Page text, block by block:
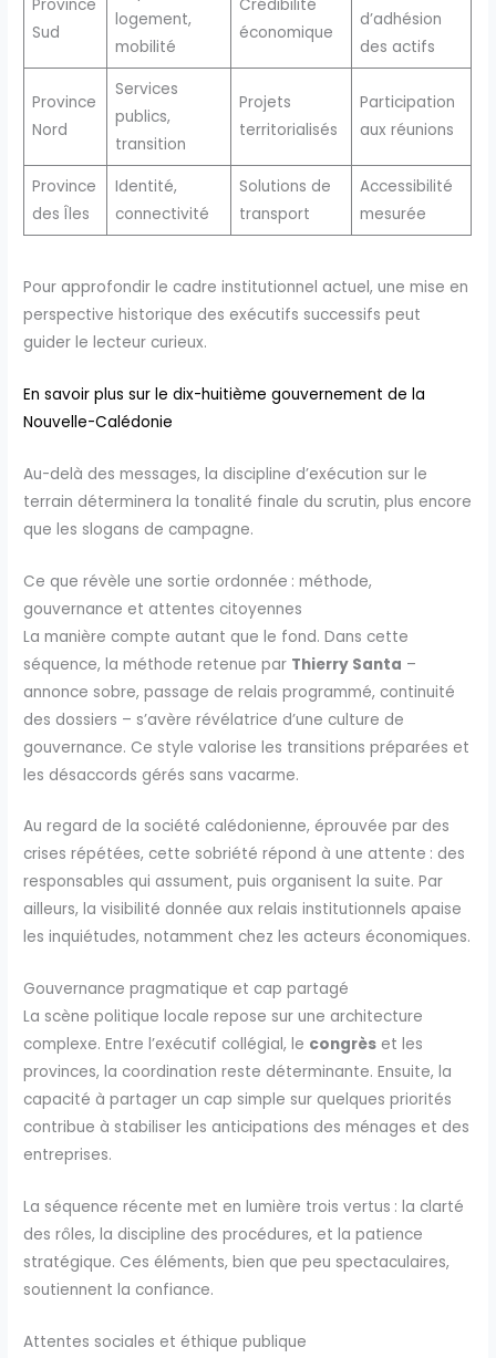
Province
Sud
logement,
mobilité
Crédibilité
économique
d’adhésion
des actifs
Province
Nord
Services
publics,
transition
Projets
territorialisés
Participation
aux réunions
Province
des Îles
Identité,
connectivité
Solutions de
transport
Accessibilité
mesurée
Pour approfondir le cadre institutionnel actuel, une mise en
perspective historique des exécutifs successifs peut
guider le lecteur curieux.
En savoir plus sur le dix-huitième gouvernement de la
Nouvelle-Calédonie
Au-delà des messages, la discipline d’exécution sur le
terrain déterminera la tonalité finale du scrutin, plus encore
que les slogans de campagne.
Ce que révèle une sortie ordonnée : méthode,
gouvernance et attentes citoyennes
La manière compte autant que le fond. Dans cette
séquence, la méthode retenue par Thierry Santa –
annonce sobre, passage de relais programmé, continuité
des dossiers – s’avère révélatrice d’une culture de
gouvernance. Ce style valorise les transitions préparées et
les désaccords gérés sans vacarme.
Au regard de la société calédonienne, éprouvée par des
crises répétées, cette sobriété répond à une attente : des
responsables qui assument, puis organisent la suite. Par
ailleurs, la visibilité donnée aux relais institutionnels apaise
les inquiétudes, notamment chez les acteurs économiques.
Gouvernance pragmatique et cap partagé
La scène politique locale repose sur une architecture
complexe. Entre l’exécutif collégial, le congrès et les
provinces, la coordination reste déterminante. Ensuite, la
capacité à partager un cap simple sur quelques priorités
contribue à stabiliser les anticipations des ménages et des
entreprises.
La séquence récente met en lumière trois vertus : la clarté
des rôles, la discipline des procédures, et la patience
stratégique. Ces éléments, bien que peu spectaculaires,
soutiennent la confiance.
Attentes sociales et éthique publique